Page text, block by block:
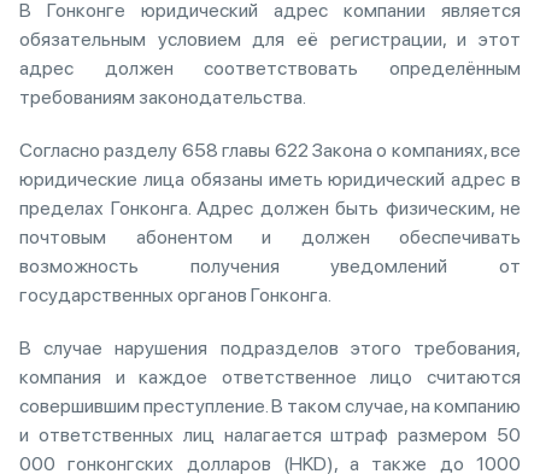
В Гонконге юридический адрес компании является
обязательным условием для её регистрации, и этот
адрес должен соответствовать определённым
требованиям законодательства.
Согласно разделу 658 главы 622 Закона о компаниях, все
юридические лица обязаны иметь юридический адрес в
пределах Гонконга. Адрес должен быть физическим, не
почтовым абонентом и должен обеспечивать
возможность получения уведомлений от
государственных органов Гонконга.
В случае нарушения подразделов этого требования,
компания и каждое ответственное лицо считаются
совершившим преступление. В таком случае, на компанию
и ответственных лиц налагается штраф размером 50
000 гонконгских долларов (HKD), а также до 1000